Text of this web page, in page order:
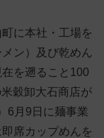
に本社・工場を
ン）及び乾めん
を遡ること100
穀卸大石商店が
6月9日に麺事業
席カップめんを